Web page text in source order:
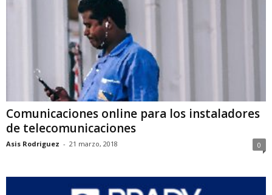
Comunicaciones online para los instaladores
de telecomunicaciones
Asis Rodriguez - 21 marzo, 2018 0